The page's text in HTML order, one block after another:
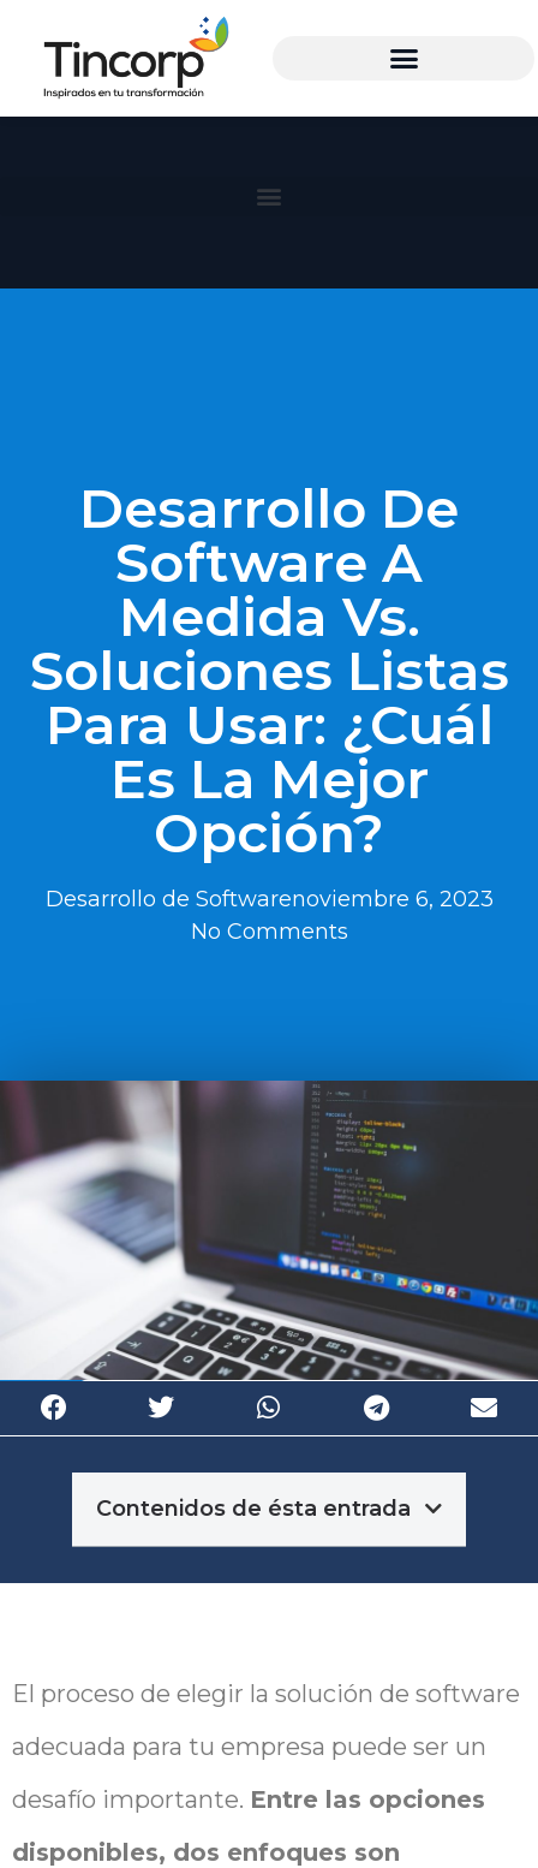
Desarrollo De
Software A
Medida Vs.
Soluciones Listas
Para Usar: ¿Cuál
Es La Mejor
Opción?
Desarrollo de Softwarenoviembre 6, 2023
No Comments
Contenidos de ésta entrada
El proceso de elegir la solución de software
adecuada para tu empresa puede ser un
desafío importante. Entre las opciones
disponibles, dos enfoques son